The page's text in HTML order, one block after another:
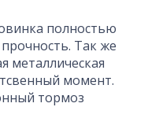
полностью
Так же
металлическая
момент.
тормоз